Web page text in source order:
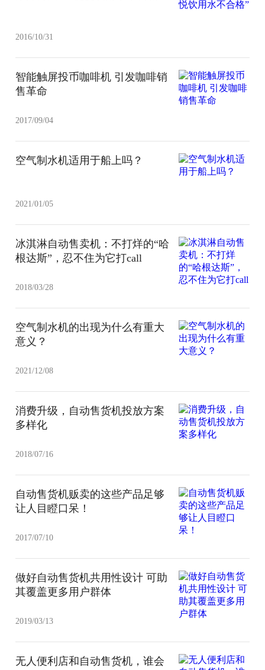
2016/10/31
智能触屏投币咖啡机 引发咖啡销
售革命
2017/09/04
空气制水机适用于船上吗？
2021/01/05
冰淇淋自动售卖机：不打烊的“哈
根达斯”，忍不住为它打call
2018/03/28
空气制水机的出现为什么有重大
意义？
2021/12/08
消费升级，自动售货机投放方案
多样化
2018/07/16
自动售货机贩卖的这些产品足够
让人目瞪口呆！
2017/07/10
做好自动售货机共用性设计 可助
其覆盖更多用户群体
2019/03/13
无人便利店和自动售货机，谁会